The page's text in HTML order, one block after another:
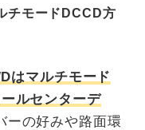
チモードDCCD方
はマルチモード
ルセンターデ
ーの好みや路面環